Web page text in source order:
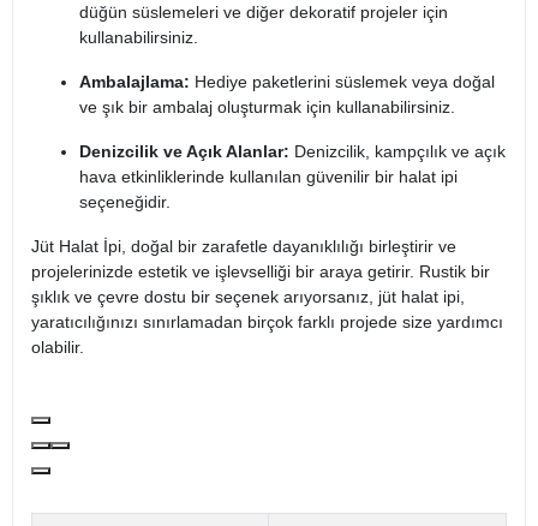
düğün süslemeleri ve diğer dekoratif projeler için
kullanabilirsiniz.
Ambalajlama: Hediye paketlerini süslemek veya doğal
ve şık bir ambalaj oluşturmak için kullanabilirsiniz.
Denizcilik ve Açık Alanlar: Denizcilik, kampçılık ve açık
hava etkinliklerinde kullanılan güvenilir bir halat ipi
seçeneğidir.
Jüt Halat İpi, doğal bir zarafetle dayanıklılığı birleştirir ve
projelerinizde estetik ve işlevselliği bir araya getirir. Rustik bir
şıklık ve çevre dostu bir seçenek arıyorsanız, jüt halat ipi,
yaratıcılığınızı sınırlamadan birçok farklı projede size yardımcı
olabilir.